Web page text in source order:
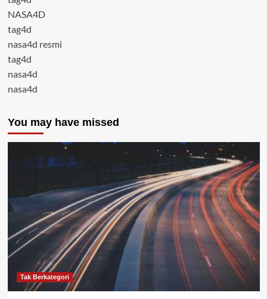
NASA4D
tag4d
nasa4d resmi
tag4d
nasa4d
nasa4d
You may have missed
Tak Berkategori